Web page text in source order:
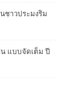
ชาวประมงริม
น แบบจัดเต็ม ปี